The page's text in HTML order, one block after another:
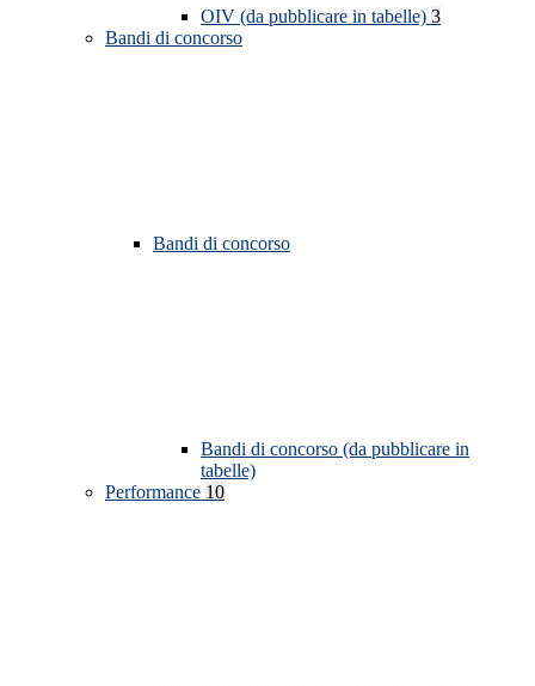
OIV (da pubblicare in tabelle) 3
Bandi di concorso
Bandi di concorso
Bandi di concorso (da pubblicare in
tabelle)
Performance 10